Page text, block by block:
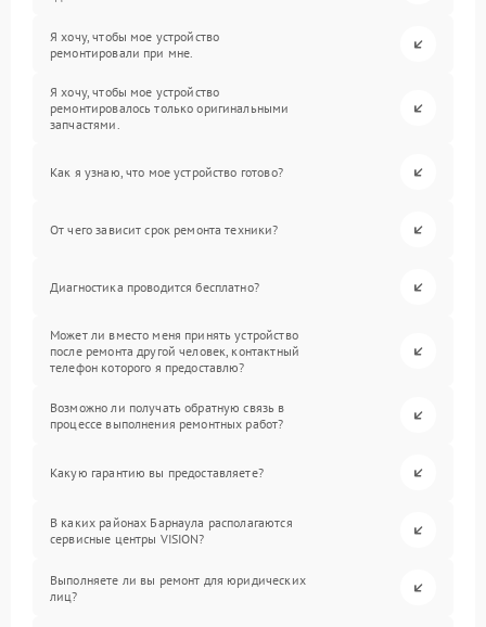
Я хочу, чтобы мое устройство
ремонтировали при мне.
Я хочу, чтобы мое устройство
ремонтировалось только оригинальными
запчастями.
Как я узнаю, что мое устройство готово?
От чего зависит срок ремонта техники?
Диагностика проводится бесплатно?
Может ли вместо меня принять устройство
после ремонта другой человек, контактный
телефон которого я предоставлю?
Возможно ли получать обратную связь в
процессе выполнения ремонтных работ?
Какую гарантию вы предоставляете?
В каких районах Барнаула располагаются
сервисные центры VISION?
Выполняете ли вы ремонт для юридических
лиц?